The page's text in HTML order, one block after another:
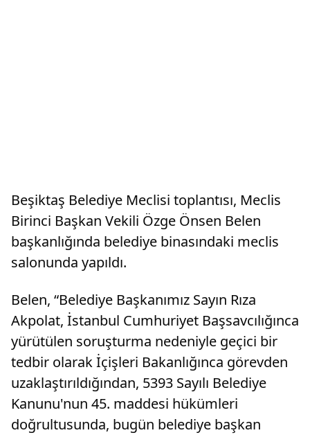
Beşiktaş Belediye Meclisi toplantısı, Meclis
Birinci Başkan Vekili Özge Önsen Belen
başkanlığında belediye binasındaki meclis
salonunda yapıldı.
Belen, “Belediye Başkanımız Sayın Rıza
Akpolat, İstanbul Cumhuriyet Başsavcılığınca
yürütülen soruşturma nedeniyle geçici bir
tedbir olarak İçişleri Bakanlığınca görevden
uzaklaştırıldığından, 5393 Sayılı Belediye
Kanunu'nun 45. maddesi hükümleri
doğrultusunda, bugün belediye başkan